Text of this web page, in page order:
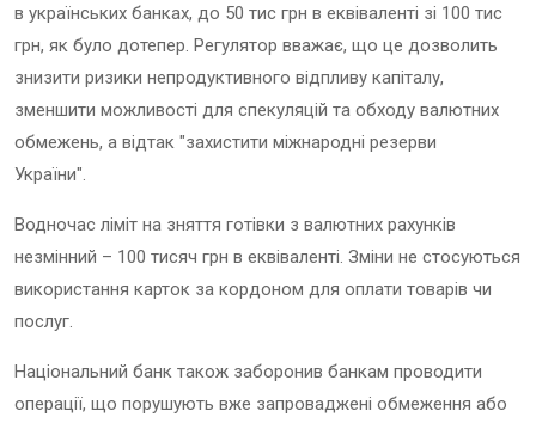
в українських банках, до 50 тис грн в еквіваленті зі 100 тис
грн, як було дотепер. Регулятор вважає, що це дозволить
знизити ризики непродуктивного відпливу капіталу,
зменшити можливості для спекуляцій та обходу валютних
обмежень, а відтак "захистити міжнародні резерви
України".
Водночас ліміт на зняття готівки з валютних рахунків
незмінний – 100 тисяч грн в еквіваленті. Зміни не стосуються
використання карток за кордоном для оплати товарів чи
послуг.
Національний банк також заборонив банкам проводити
операції, що порушують вже запроваджені обмеження або